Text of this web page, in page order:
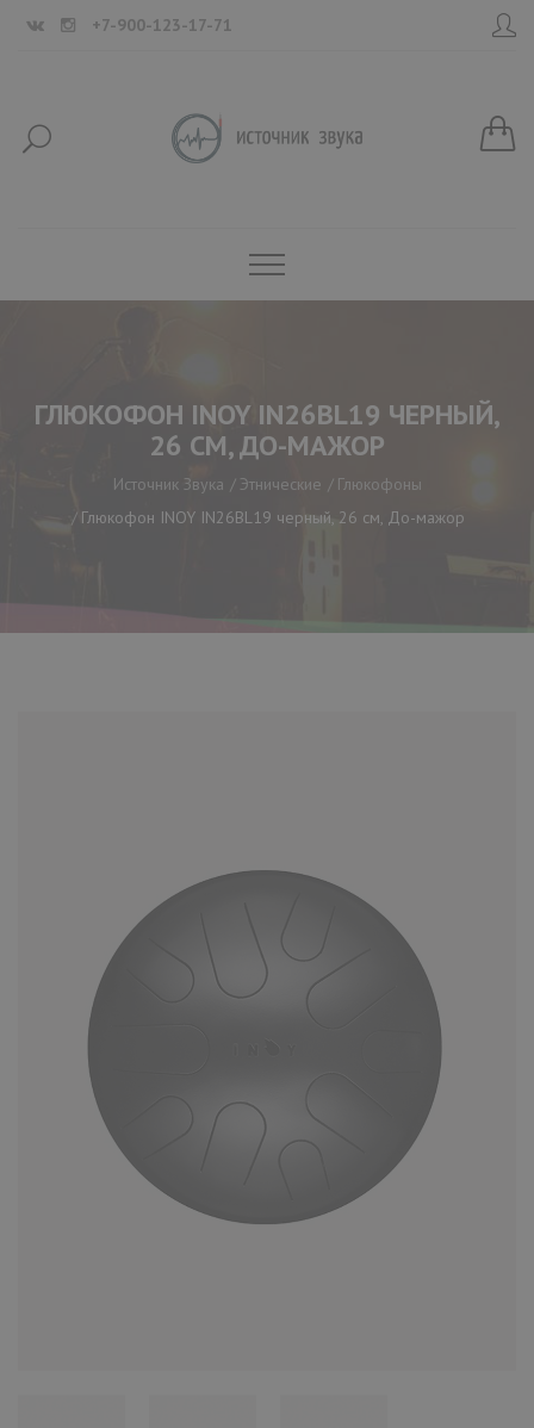
+7-900-123-17-71
ГЛЮКОФОН INOY IN26BL19 ЧЕРНЫЙ,
26 СМ, ДО-МАЖОР
Источник Звука Этнические
Глюкофоны
Глюкофон INOY IN26BL19 черный, 26 см, До-мажор